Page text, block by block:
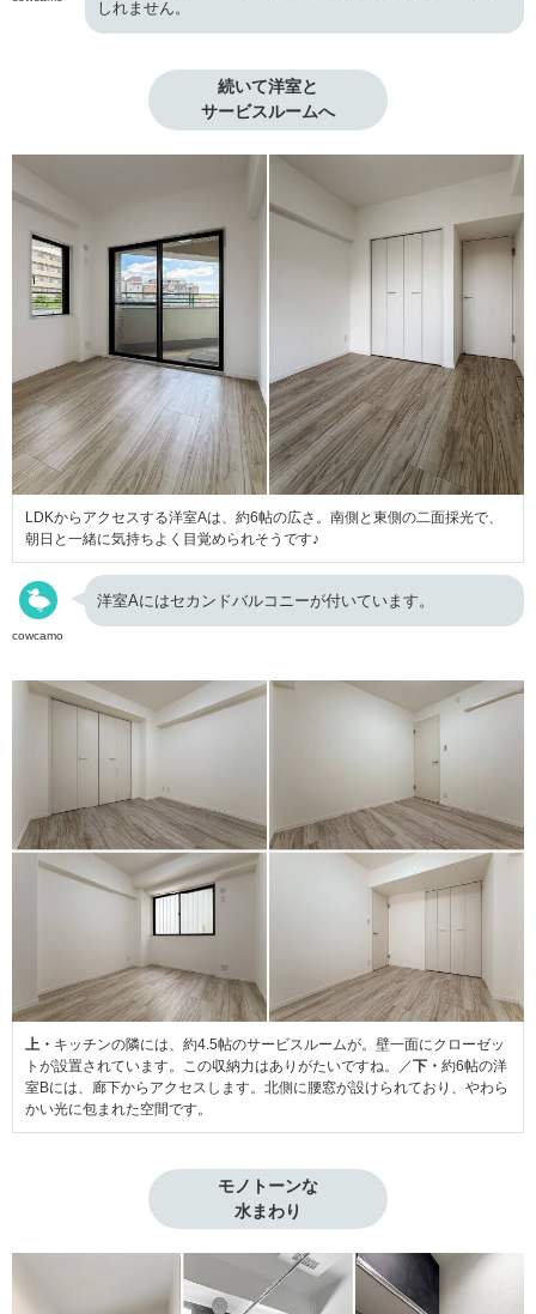
しれません。
続いて洋室と
サービスルームへ
LDKからアクセスする洋室Aは、約6帖の広さ。南側と東側の二面採光で、
朝日と一緒に気持ちよく目覚められそうです♪
cowcamo
洋室Aにはセカンドバルコニーが付いています。
上・ キッチンの隣には、約4.5帖のサービスルームが。壁一面にクローゼッ
トが設置されています。この収納力はありがたいですね。／下・ 約6帖の洋
室Bには、廊下からアクセスします。北側に腰窓が設けられており、やわら
かい光に包まれた空間です。
モノトーンな
水まわり